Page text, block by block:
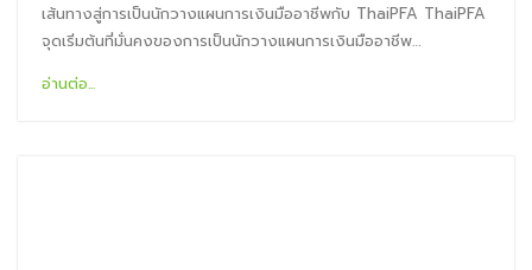
เส้นทางสู่การเป็นนักวางแผนการเงินมืออาชีพกับ ThaiPFA ThaiPFA
จุดเริ่มต้นที่มั่นคงของการเป็นนักวางแผนการเงินมืออาชีพ…
อ่านต่อ...